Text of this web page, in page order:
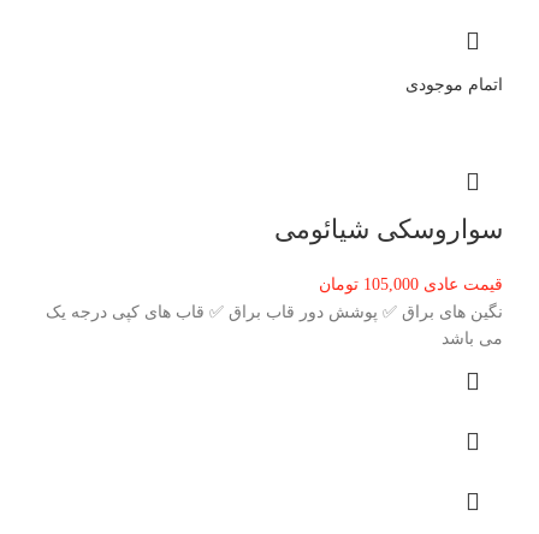
اتمام موجودی
سواروسکی شیائومی
قیمت عادی 105,000 تومان
نگین های براق ✅ پوشش دور قاب براق ✅ قاب های کپی درجه یک
می باشد